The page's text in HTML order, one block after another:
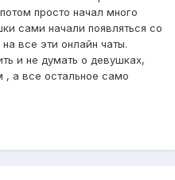
просто начал много
сами начали появляться со
все эти онлайн чаты.
и не думать о девушках,
а все остальное само